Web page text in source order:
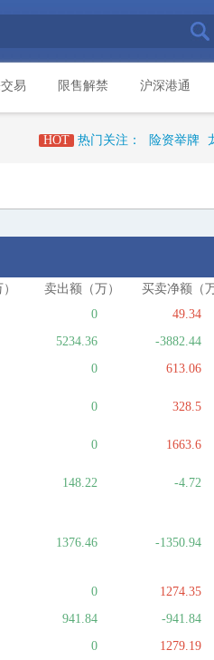
易 限售解禁 沪深港通
HOT 热门关注： 险资举牌
卖出额（万） 买卖净额（万
0 49.34
5234.36 -3882.44
0 613.06
0 328.5
0 1663.6
148.22 -4.72
1376.46 -1350.94
0 1274.35
941.84 -941.84
0 1279.19